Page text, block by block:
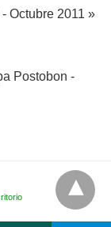
Octubre 2011 »
Postobon -